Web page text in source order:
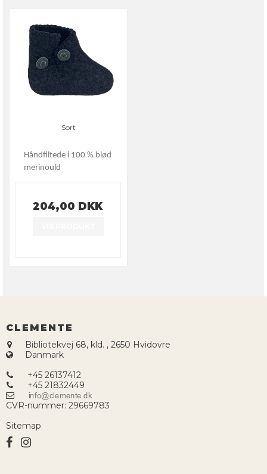
Sort
Håndfiltede i 100 % blød
merinould
204,00 DKK
CLEMENTE
Bibliotekvej 68, kld. , 2650 Hvidovre
Danmark
+45 26137412
+45 21832449
CVR-nummer: 29669783
Sitemap